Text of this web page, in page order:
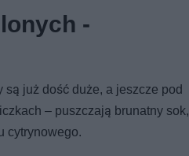
-
są już dość duże, a jeszcze pod
– puszczają brunatny sok,
cytrynowego.